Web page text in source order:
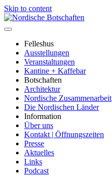
Skip to content
Felleshus
Ausstellungen
Veranstaltungen
Kantine + Kaffebar
Botschaften
Architektur
Nordische Zusammenarbeit
Die Nordischen Länder
Information
Über uns
Kontakt | Öffnungszeiten
Presse
Aktuelles
Links
Podcast